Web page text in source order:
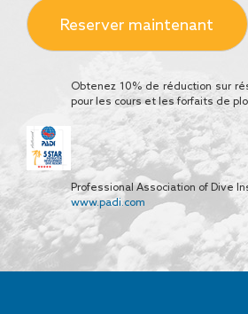
Reserver maintenant
Obtenez 10% de réduction sur
pour les cours et les forfaits de
Professional Association of Dive
www.padi.com